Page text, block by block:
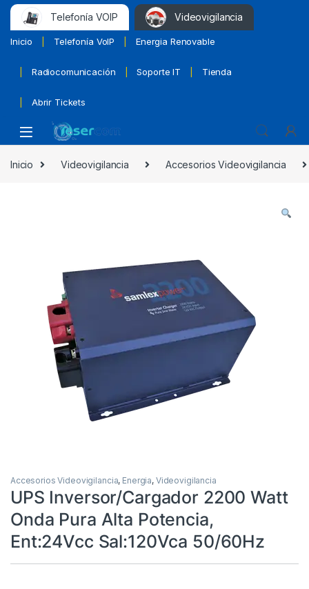
Telefonía VOIP Videovigilancia
Inicio Telefonía VoIP Energia Renovable
Radiocomunicación Soporte IT Tienda
Abrir Tickets
Inicio Videovigilancia Accesorios Videovigilancia
Accesorios Videovigilancia, Energia, Videovigilancia
UPS Inversor/Cargador 2200 Watt
Onda Pura Alta Potencia,
Ent:24Vcc Sal:120Vca 50/60Hz